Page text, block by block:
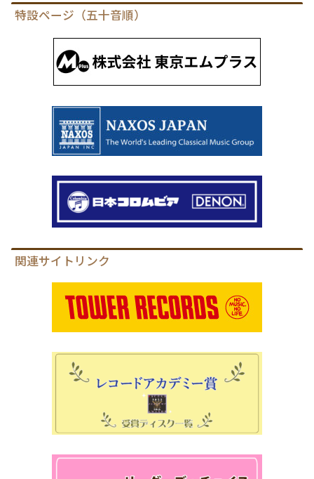
特設ページ（五十音順）
関連サイトリンク